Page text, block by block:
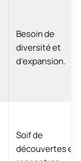
Besoin de
diversité et
d’expansion.
Soif de
découvertes et